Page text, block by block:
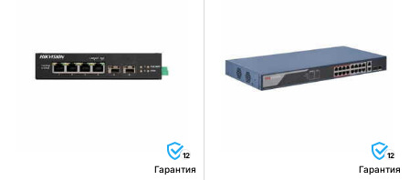
12
Гарантия
12
Гарантия